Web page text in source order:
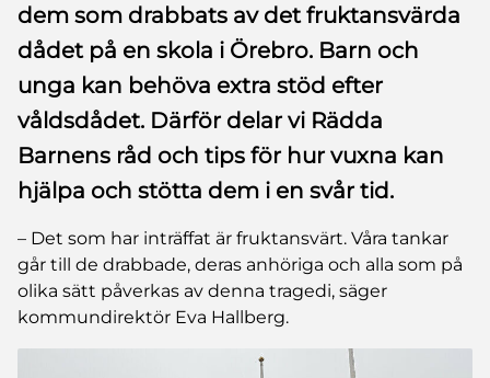
dem som drabbats av det fruktansvärda
dådet på en skola i Örebro. Barn och
unga kan behöva extra stöd efter
våldsdådet. Därför delar vi Rädda
Barnens råd och tips för hur vuxna kan
hjälpa och stötta dem i en svår tid.
– Det som har inträffat är fruktansvärt. Våra tankar
går till de drabbade, deras anhöriga och alla som på
olika sätt påverkas av denna tragedi, säger
kommundirektör Eva Hallberg.